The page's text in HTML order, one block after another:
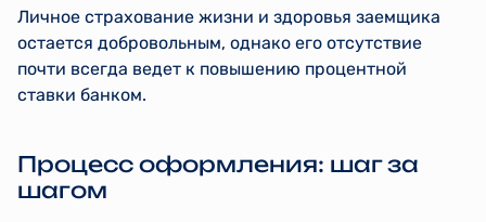
Личное страхование жизни и здоровья заемщика
остается добровольным, однако его отсутствие
почти всегда ведет к повышению процентной
ставки банком.
Процесс оформления: шаг за
шагом